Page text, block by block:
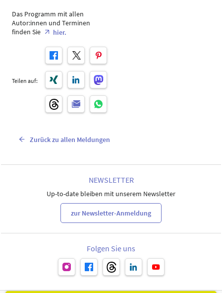
Das Programm mit allen
Autor:innen und Terminen
finden Sie
hier.
Teilen auf:
Zurück zu allen Meldungen
NEWSLETTER
Up-to-date bleiben mit unserem Newsletter
zur Newsletter-Anmeldung
Folgen Sie uns